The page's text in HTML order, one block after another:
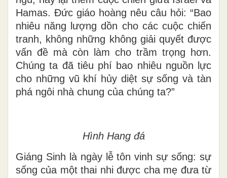
Hamas. Đức giáo hoàng nêu câu hỏi: “Bao
nhiêu năng lượng dồn cho các cuộc chiến
tranh, không những không giải quyết được
vấn đề mà còn làm cho trầm trọng hơn.
Chúng ta đã tiêu phí bao nhiêu nguồn lực
cho những vũ khí hủy diệt sự sống và tàn
phá ngôi nhà chung của chúng ta?”
Hình Hang đá
Giáng Sinh là ngày lễ tôn vinh sự sống: sự
sống của một thai nhi được cha mẹ đưa từ